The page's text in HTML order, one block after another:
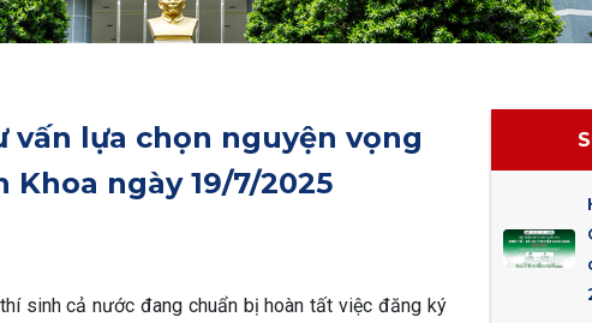
lựa chọn nguyện vọng
ngày 19/7/2025
sinh cả nước đang chuẩn bị hoàn tất việc đăng ký